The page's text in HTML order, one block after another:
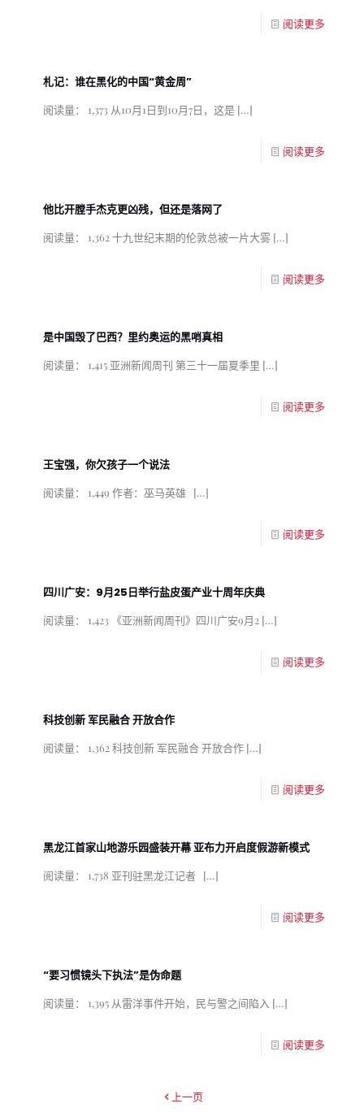
阅读更多
札记：谁在黑化的中国“黄金周”
阅读量： 1,373 从10月1日到10月7日，这是 […]
阅读更多
他比开膛手杰克更凶残，但还是落网了
阅读量： 1,362 十九世纪末期的伦敦总被一片大雾 […]
阅读更多
是中国毁了巴西？里约奥运的黑哨真相
阅读量： 1,415 亚洲新闻周刊 第三十一届夏季里 […]
阅读更多
王宝强，你欠孩子一个说法
阅读量： 1,449 作者：巫马英雄 […]
阅读更多
四川广安：9月25日举行盐皮蛋产业十周年庆典
阅读量： 1,423 《亚洲新闻周刊》四川广安9月2 […]
阅读更多
科技创新 军民融合 开放合作
阅读量： 1,362 科技创新 军民融合 开放合作 […]
阅读更多
黑龙江首家山地游乐园盛装开幕 亚布力开启度假游新模式
阅读量： 1,738 亚刊驻黑龙江记者 […]
阅读更多
“要习惯镜头下执法”是伪命题
阅读量： 1,395 从雷洋事件开始，民与警之间陷入 […]
阅读更多
上一页